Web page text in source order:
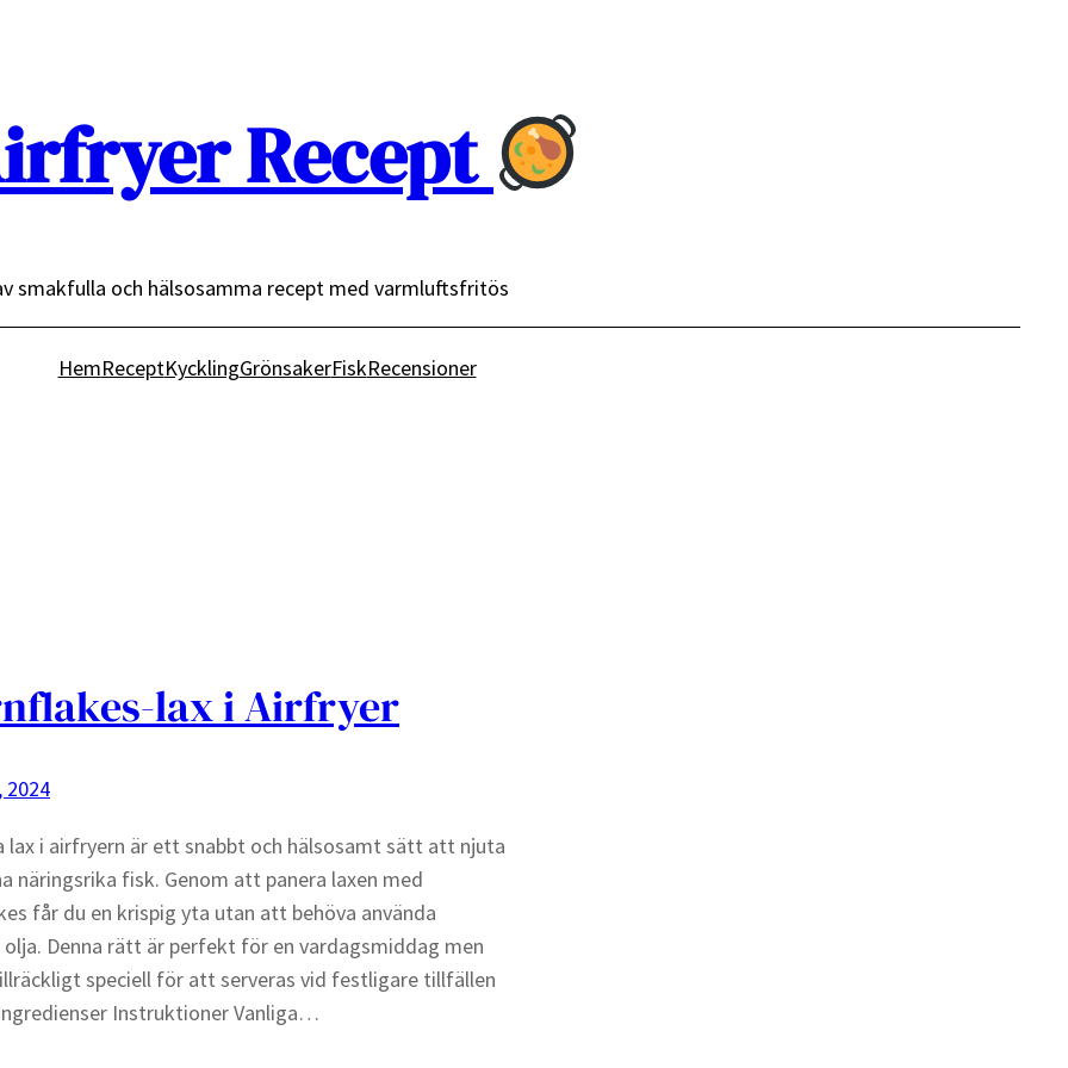
Recept
smakfulla och hälsosamma recept med varmluftsfritös
HemReceptKycklingGrönsakerFiskRecensioner
lax i Airfryer
2024
lax i airfryern är ett snabbt och hälsosamt sätt att njuta
näringsrika fisk. Genom att panera laxen med
får du en krispig yta utan att behöva använda
Denna rätt är perfekt för en vardagsmiddag men
speciell för att serveras vid festligare tillfällen
Instruktioner Vanliga…